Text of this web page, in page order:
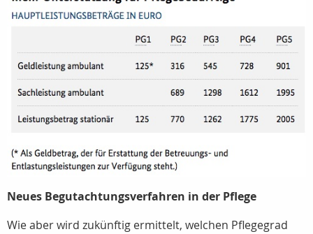
Neues Begutachtungsverfahren in der Pflege
Wie aber wird zukünftig ermittelt, welchen Pflegegrad